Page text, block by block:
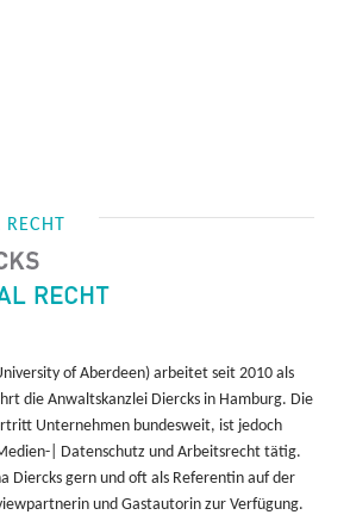
RECHT
of Aberdeen) arbeitet seit 2010 als
die Anwaltskanzlei Diercks in Hamburg. Die
Unternehmen bundesweit, ist jedoch
| Datenschutz und Arbeitsrecht tätig.
Diercks gern und oft als Referentin auf der
und Gastautorin zur Verfügung.